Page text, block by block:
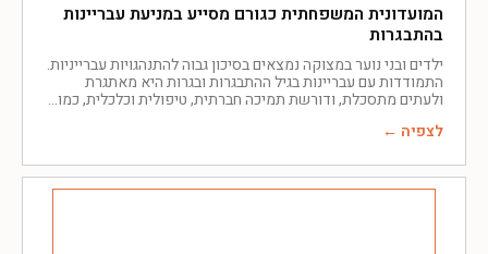
המועדונית המשפחתית כגורם מסייע במניעת עבריינות
בהתבגרות
ילדים ובני נוער במצוקה נמצאים בסיכון גבוה להתנהגויות עברייניות.
התמודדות עם עבריינות בגיל ההתבגרות ובגרות היא מאתגרת
ולעתים מתסכלת, ודורשת תמיכה חברתית, טיפולית וכלכלית, כמו
לצפיה ←